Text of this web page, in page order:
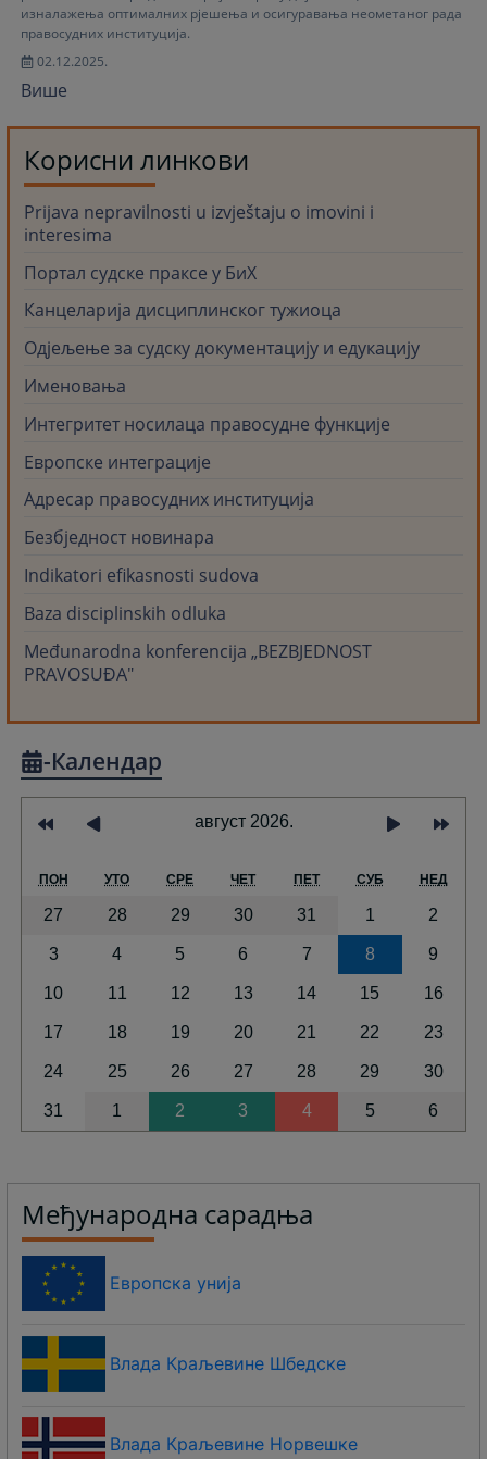
изналажења оптималних рјешења и осигуравања неометаног рада
правосудних институција.
02.12.2025.
Више
Корисни линкови
Prijava nepravilnosti u izvještaju o imovini i
interesima
Портал судске праксе у БиХ
Канцеларија дисциплинског тужиоца
Одjељење за судску документацију и едукацију
Именовања
Интегритет носилаца правосудне функције
Европске интеграције
Адресар правосудних институција
Безбjедност новинара
Indikatori efikasnosti sudova
Baza disciplinskih odluka
Međunarodna konferencija „BEZBJEDNOST
PRAVOSUĐA"
-Календар
август 2026.
ПОН УТО СРЕ ЧЕТ ПЕТ СУБ НЕД
27 28 29 30 31 1 2
3 4 5 6 7 8 9
10 11 12 13 14 15 16
17 18 19 20 21 22 23
24 25 26 27 28 29 30
31 1 2 3 4 5 6
Међународна сарадња
Европска унија
Влада Краљевине Шбедске
Влада Краљевине Норвешке